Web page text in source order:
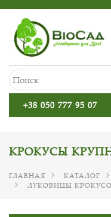
+38 050 777 95 07
КРОКУСЫ
ГЛАВНАЯ КАТАЛОГ
ЛУКОВИЦЫ